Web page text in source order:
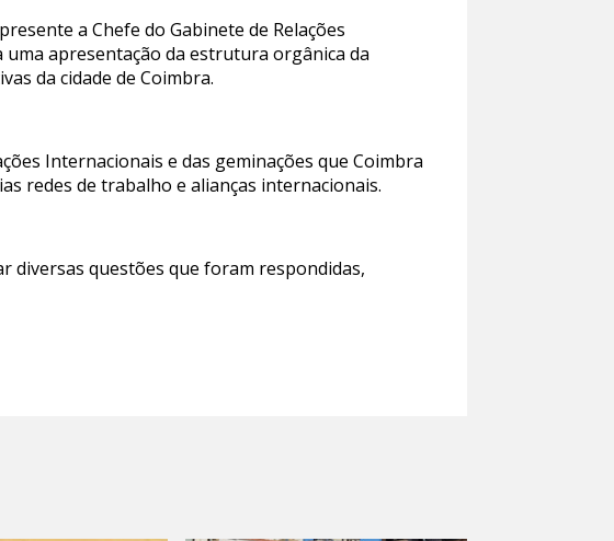
a Chefe do Gabinete de Relações
apresentação da estrutura orgânica da
da cidade de Coimbra.
Internacionais e das geminações que Coimbra
redes de trabalho e alianças internacionais.
diversas questões que foram respondidas,